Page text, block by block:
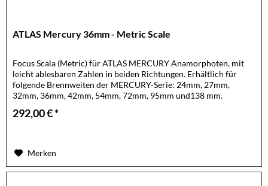
ATLAS Mercury 36mm - Metric Scale
Focus Scala (Metric) für ATLAS MERCURY Anamorphoten, mit
leicht ablesbaren Zahlen in beiden Richtungen. Erhältlich für
folgende Brennweiten der MERCURY-Serie: 24mm, 27mm,
32mm, 36mm, 42mm, 54mm, 72mm, 95mm und138 mm.
292,00 € *
Merken